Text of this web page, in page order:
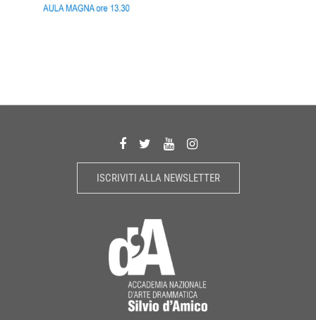
ISCRIVITI ALLA NEWSLETTER